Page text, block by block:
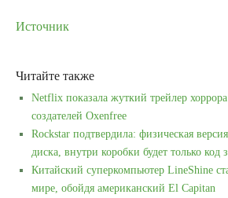
Источник
Читайте также
Netflix показала жуткий трейлер
создателей Oxenfree
Rockstar подтвердила: физическая
диска, внутри коробки будет только код
Китайский суперкомпьютер LineShine
мире, обойдя американский El Capitan